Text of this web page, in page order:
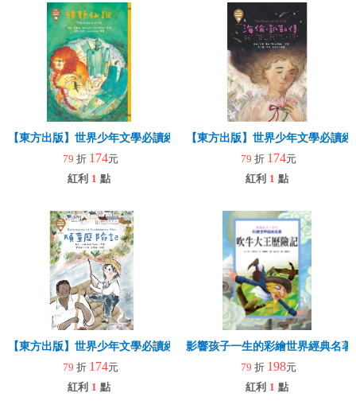
【東方出版】世界少年文學必讀經典60 綠野仙蹤
79 折 174元
紅利 1 點
【東方出版】世界少年文學必讀
79 折 174元
紅利 1 點
【東方出版】世界少年文學必讀經典60-頑童歷險記
79 折 174元
紅利 1 點
影響孩子一生的彩繪世界經典名
79 折 198元
紅利 1 點